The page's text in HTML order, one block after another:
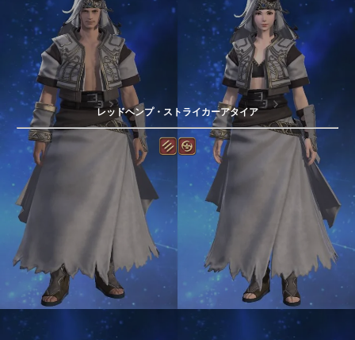
レッドヘンプ・ストライカーアタイア